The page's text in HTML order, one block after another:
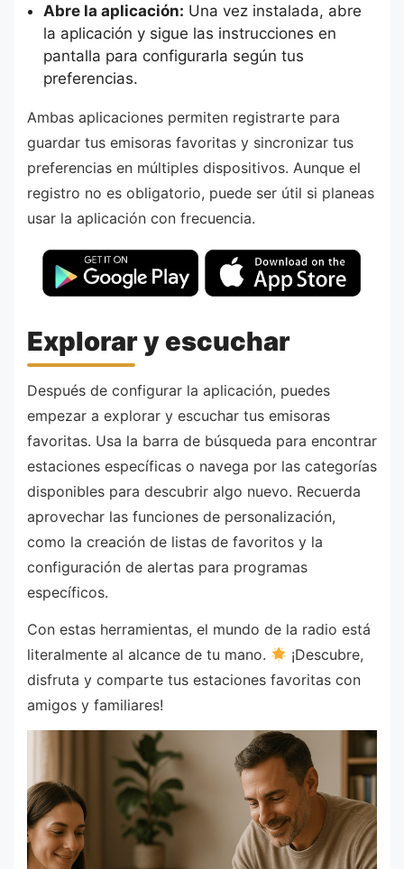
Abre la aplicación: Una vez instalada, abre
la aplicación y sigue las instrucciones en
pantalla para configurarla según tus
preferencias.
Ambas aplicaciones permiten registrarte para
guardar tus emisoras favoritas y sincronizar tus
preferencias en múltiples dispositivos. Aunque el
registro no es obligatorio, puede ser útil si planeas
usar la aplicación con frecuencia.
Explorar y escuchar
Después de configurar la aplicación, puedes
empezar a explorar y escuchar tus emisoras
favoritas. Usa la barra de búsqueda para encontrar
estaciones específicas o navega por las categorías
disponibles para descubrir algo nuevo. Recuerda
aprovechar las funciones de personalización,
como la creación de listas de favoritos y la
configuración de alertas para programas
específicos.
Con estas herramientas, el mundo de la radio está
literalmente al alcance de tu mano.
¡Descubre,
disfruta y comparte tus estaciones favoritas con
amigos y familiares!